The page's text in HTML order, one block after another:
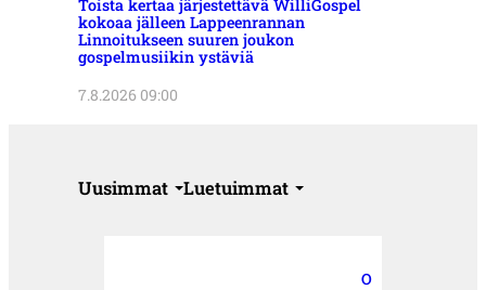
Toista kertaa järjestettävä WilliGospel
kokoaa jälleen Lappeenrannan
Linnoitukseen suuren joukon
gospelmusiikin ystäviä
7.8.2026 09:00
Uusimmat Luetuimmat
O